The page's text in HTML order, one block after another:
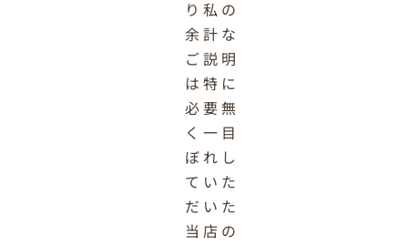
り私の
余計な
ご説明
は特に
必要無
く一目
ぼれし
ていた
だいた
当店の